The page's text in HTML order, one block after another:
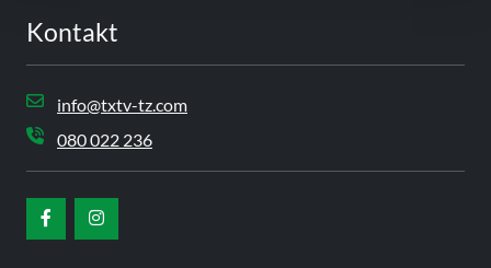
Kontakt
info@txtv-tz.com
080 022 236